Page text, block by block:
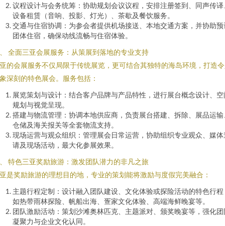
议程设计与会务统筹：协助规划会议议程，安排注册签到、同声传译
设备租赁（音响、投影、灯光）、茶歇及餐饮服务。
交通与住宿协调：为参会者提供机场接送、本地交通方案，并协助预
团体住宿，确保动线流畅与住宿体验。
全面三亚会展服务：从策展到落地的专业支持
的会展服务不仅局限于传统展览，更可结合其独特的海岛环境，打造
深刻的特色展会。服务包括：
展览策划与设计：结合客户品牌与产品特性，进行展台概念设计、空
规划与视觉呈现。
搭建与物流管理：协调本地供应商，负责展台搭建、拆除、展品运输
仓储及海关报关等全套物流支持。
现场运营与观众组织：管理展会日常运营，协助组织专业观众、媒体
请及现场活动，最大化参展效果。
特色三亚奖励旅游：激发团队潜力的非凡之旅
是奖励旅游的理想目的地，专业的策划能将激励与度假完美融合：
主题行程定制：设计融入团队建设、文化体验或探险活动的特色行程
如热带雨林探险、帆船出海、疍家文化体验、高端海鲜晚宴等。
团队激励活动：策划沙滩奥林匹克、主题派对、颁奖晚宴等，强化团
凝聚力与企业文化认同。